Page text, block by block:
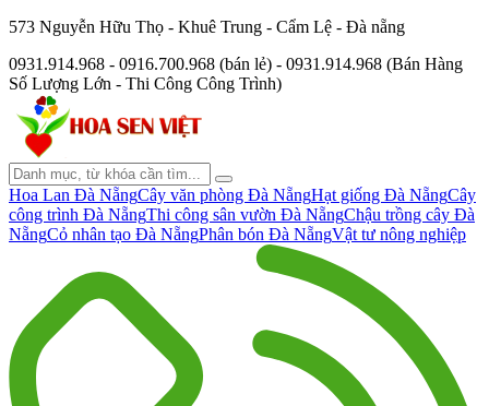
573 Nguyễn Hữu Thọ - Khuê Trung - Cẩm Lệ - Đà nẵng
0931.914.968 - 0916.700.968 (bán lẻ) - 0931.914.968 (Bán Hàng
Số Lượng Lớn - Thi Công Công Trình)
Hoa Lan Đà NẵngCây văn phòng Đà NẵngHạt giống Đà NẵngCây
công trình Đà NẵngThi công sân vườn Đà NẵngChậu trồng cây Đà
NẵngCỏ nhân tạo Đà NẵngPhân bón Đà NẵngVật tư nông nghiệp